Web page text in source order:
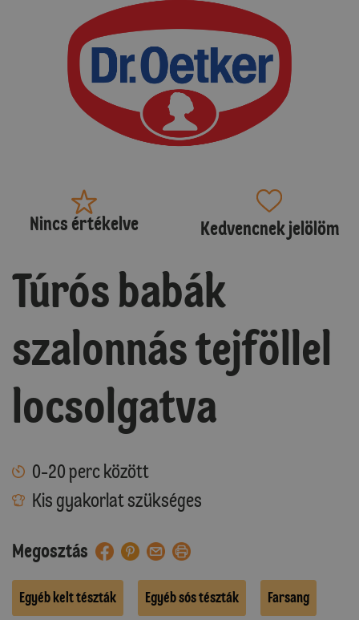
Nincs értékelve Kedvencnek jelölöm
Túrós babák
szalonnás tejföllel
locsolgatva
0-20 perc között
Kis gyakorlat szükséges
Megosztás
Egyéb kelt tészták Egyéb sós tészták Farsang